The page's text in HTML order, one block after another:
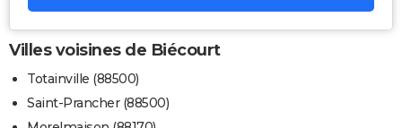
Villes voisines de Biécourt
Totainville (88500)
Saint-Prancher (88500)